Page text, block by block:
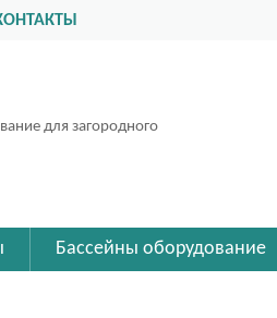
для загородного
Бассейны оборудование